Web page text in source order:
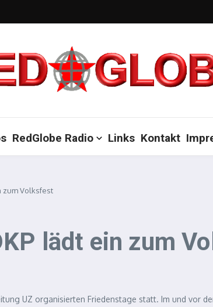
RedGlobe Radio Links Kontakt
zum Volksfest
lädt ein zum
UZ organisierten Friedenstage statt. Im und vor